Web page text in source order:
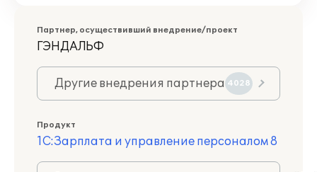
Партнер, осуществивший внедрение/проект
ГЭНДАЛЬФ
Другие внедрения партнера 4028
Продукт
1С:Зарплата и управление персоналом 8